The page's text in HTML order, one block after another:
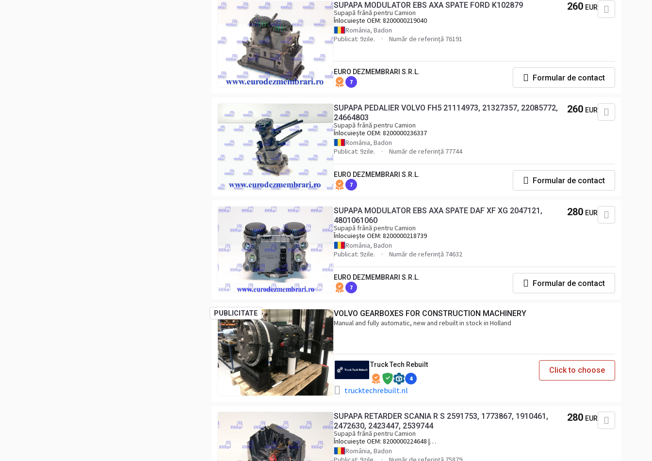
SUPAPA MODULATOR EBS AXA SPATE FORD K102879
Supapă frână pentru Camion
Înlocuiește OEM: 8200000219040
România, Badon
Publicat: 9zile.
Număr de referință 76191
260 EUR
EURO DEZMEMBRARI S.R.L.
7 Formular de contact
SUPAPA PEDALIER VOLVO FH5 21114973, 21327357, 22085772,
24664803
Supapă frână pentru Camion
Înlocuiește OEM: 8200000236337
România, Badon
Publicat: 9zile.
Număr de referință 77744
260 EUR
EURO DEZMEMBRARI S.R.L.
7 Formular de contact
SUPAPA MODULATOR EBS AXA SPATE DAF XF XG 2047121,
4801061060
Supapă frână pentru Camion
Înlocuiește OEM: 8200000218739
România, Badon
Publicat: 9zile.
Număr de referință 74632
280 EUR
EURO DEZMEMBRARI S.R.L.
7 Formular de contact
PUBLICITATE VOLVO GEARBOXES FOR CONSTRUCTION MACHINERY
Manual and fully automatic, new and rebuilt in stock in Holland
Truck Tech Rebuilt
4
trucktechrebuilt.nl
Click to choose
SUPAPA RETARDER SCANIA R S 2591753, 1773867, 1910461,
2472630, 2423447, 2539744
Supapă frână pentru Camion
Înlocuiește OEM: 8200000224648 |
1773867, 1910461, 2472630, 2423447,
2539744
România, Badon
280 EUR